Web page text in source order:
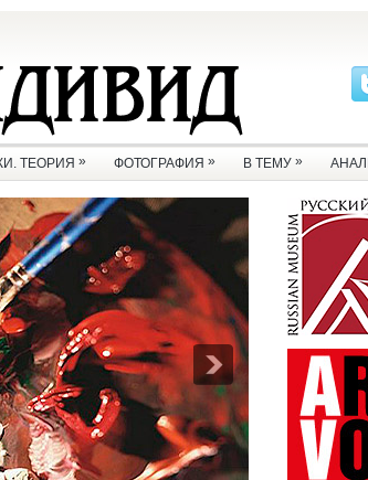
ТЕОРИЯ » ФОТОГРАФИЯ » В ТЕМУ »